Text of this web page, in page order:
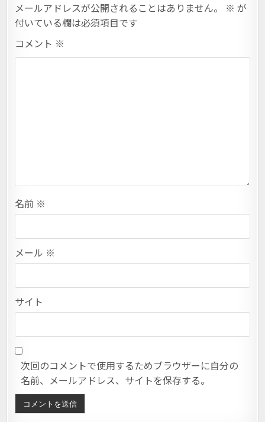
メールアドレスが公開されることはありません。 ※ が
付いている欄は必須項目です
コメント ※
名前 ※
メール ※
サイト
次回のコメントで使用するためブラウザーに自分の
名前、メールアドレス、サイトを保存する。